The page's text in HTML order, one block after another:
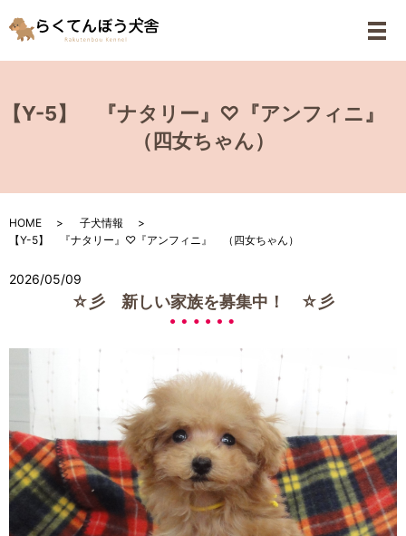
メ
【Y-5】 『ナタリー』♡『アンフィニ』
（四女ちゃん）
HOME
子犬情報
【Y-5】 『ナタリー』♡『アンフィニ』 （四女ちゃん）
2026/05/09
☆彡 新しい家族を募集中！ ☆彡